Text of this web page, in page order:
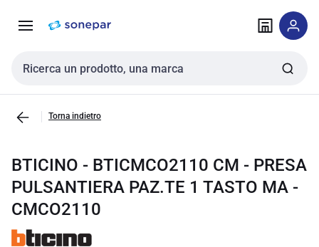
navigazione alla
Cerca input
Torna indietro
BTICINO - BTICMCO2110 CM - PRESA
PULSANTIERA PAZ.TE 1 TASTO MA -
CMCO2110